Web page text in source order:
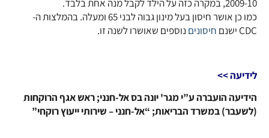
2009-10, במקרה כזה על הילד לקבל מנה אחת בלבד.
כמו כן אושר חיסון בעל מינון גבוה לבני 65 ומעלה. בהמלצות ה-
CDC ישנם
חיסונים נוספים שאושרו לשנה זו.
לידיעה >>
הידיעה הועברה ע”י מגר' יונה בס אל-חנני; ראש אגף הרוקחות
(לשעבר) במשרד הבריאות; “אל-חנני – שירותי ייעוץ רוקחי”